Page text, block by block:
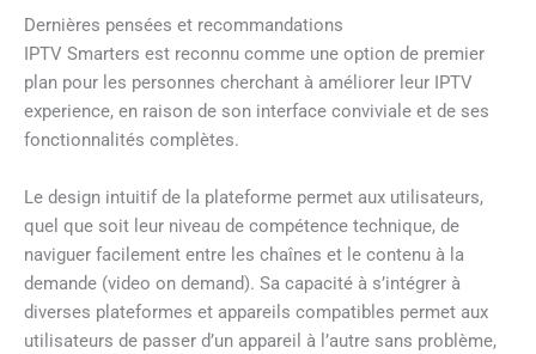
Dernières pensées et recommandations
IPTV Smarters est reconnu comme une option de premier
plan pour les personnes cherchant à améliorer leur IPTV
experience, en raison de son interface conviviale et de ses
fonctionnalités complètes.
Le design intuitif de la plateforme permet aux utilisateurs,
quel que soit leur niveau de compétence technique, de
naviguer facilement entre les chaînes et le contenu à la
demande (video on demand). Sa capacité à s’intégrer à
diverses plateformes et appareils compatibles permet aux
utilisateurs de passer d’un appareil à l’autre sans problème,